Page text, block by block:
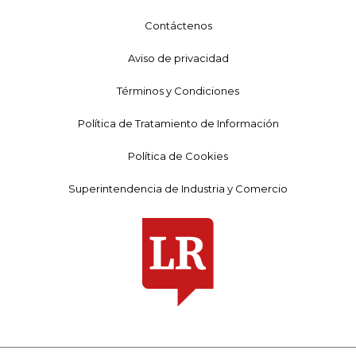
Contáctenos
Aviso de privacidad
Términos y Condiciones
Política de Tratamiento de Información
Política de Cookies
Superintendencia de Industria y Comercio